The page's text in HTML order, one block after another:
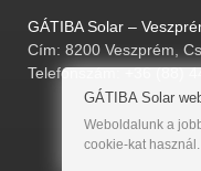
GÁTIBA Solar –
Cím: 8200 Veszprém,
Telefonszám: +36 (88)
GÁTIBA Solar
Weboldalunk a
cookie-kat használ.